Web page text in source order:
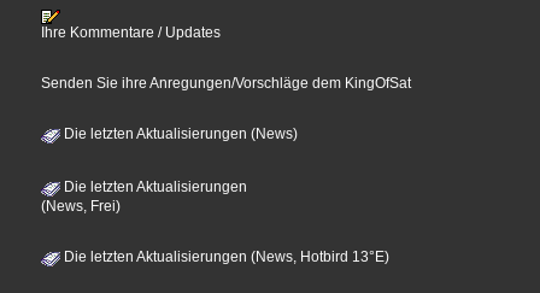
Ihre Kommentare / Updates
Senden Sie ihre Anregungen/Vorschläge dem KingOfSat
Die letzten Aktualisierungen (News)
Die letzten Aktualisierungen
(News, Frei)
Die letzten Aktualisierungen (News, Hotbird 13°E)